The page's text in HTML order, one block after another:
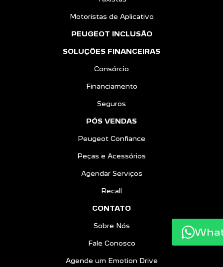
Motoristas de Aplicativo
PEUGEOT INCLUSÃO
SOLUÇÕES FINANCEIRAS
Consórcio
Financiamento
Seguros
PÓS VENDAS
Peugeot Confiance
Peças e Acessórios
Agendar Serviços
Recall
CONTATO
Sobre Nós
Fale Conosco
Agende um Emotion Drive